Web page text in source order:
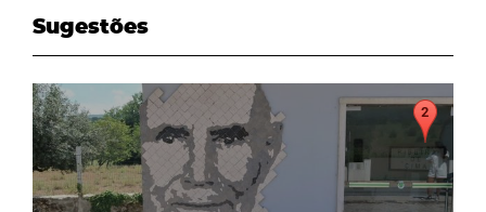
Sugestões
page